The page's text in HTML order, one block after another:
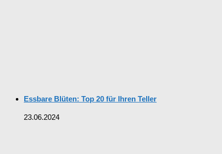
Essbare Blüten: Top 20 für Ihren Teller
23.06.2024